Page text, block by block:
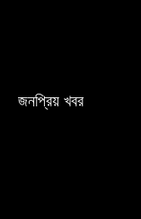
জনপ্রিয় খবর